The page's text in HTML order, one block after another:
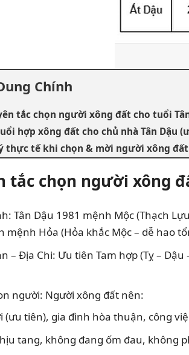
Chính
tắc chọn người xông đất cho tuổi
hợp xông đất cho chủ nhà Tân Dậu
thực tế khi chọn & mời người xông
tắc chọn người xông
Tân Dậu 1981 mệnh Mộc (Thạch
mệnh Hỏa (Hỏa khắc Mộc – dễ hao
– Địa Chi: Ưu tiên Tam hợp (Tỵ –
người: Người xông đất nên:
(ưu tiên), gia đình hòa thuận, công
tang, không đang ốm đau, không